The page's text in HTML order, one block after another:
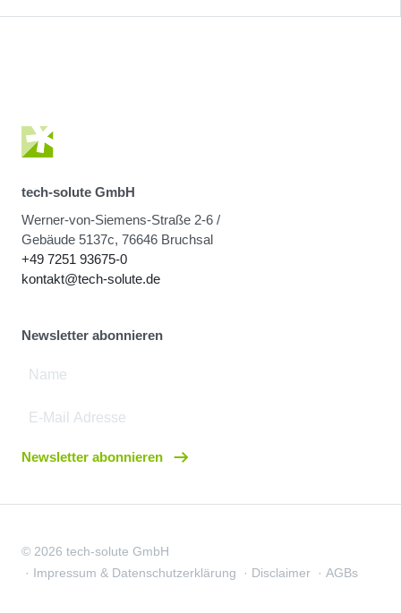
tech-solute GmbH
Werner-von-Siemens-Straße 2-6 /
Gebäude 5137c, 76646 Bruchsal
+49 7251 93675-0
kontakt@tech-solute.de
Newsletter abonnieren
Newsletter abonnieren
© 2026 tech-solute GmbH
Impressum & Datenschutzerklärung
Disclaimer AGBs